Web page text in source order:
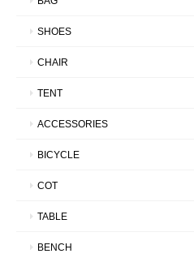
SHOES
CHAIR
TENT
ACCESSORIES
BICYCLE
COT
TABLE
BENCH